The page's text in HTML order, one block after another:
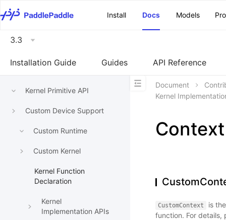
Install
Docs Models
3.3
Installation Guide Guides API Reference
Kernel Primitive API
Custom Device Support
Custom Runtime
Custom Kernel
Kernel Function
Declaration
Kernel
Implementation APIs
Document
Kernel
CustomContext
is
function. For details,